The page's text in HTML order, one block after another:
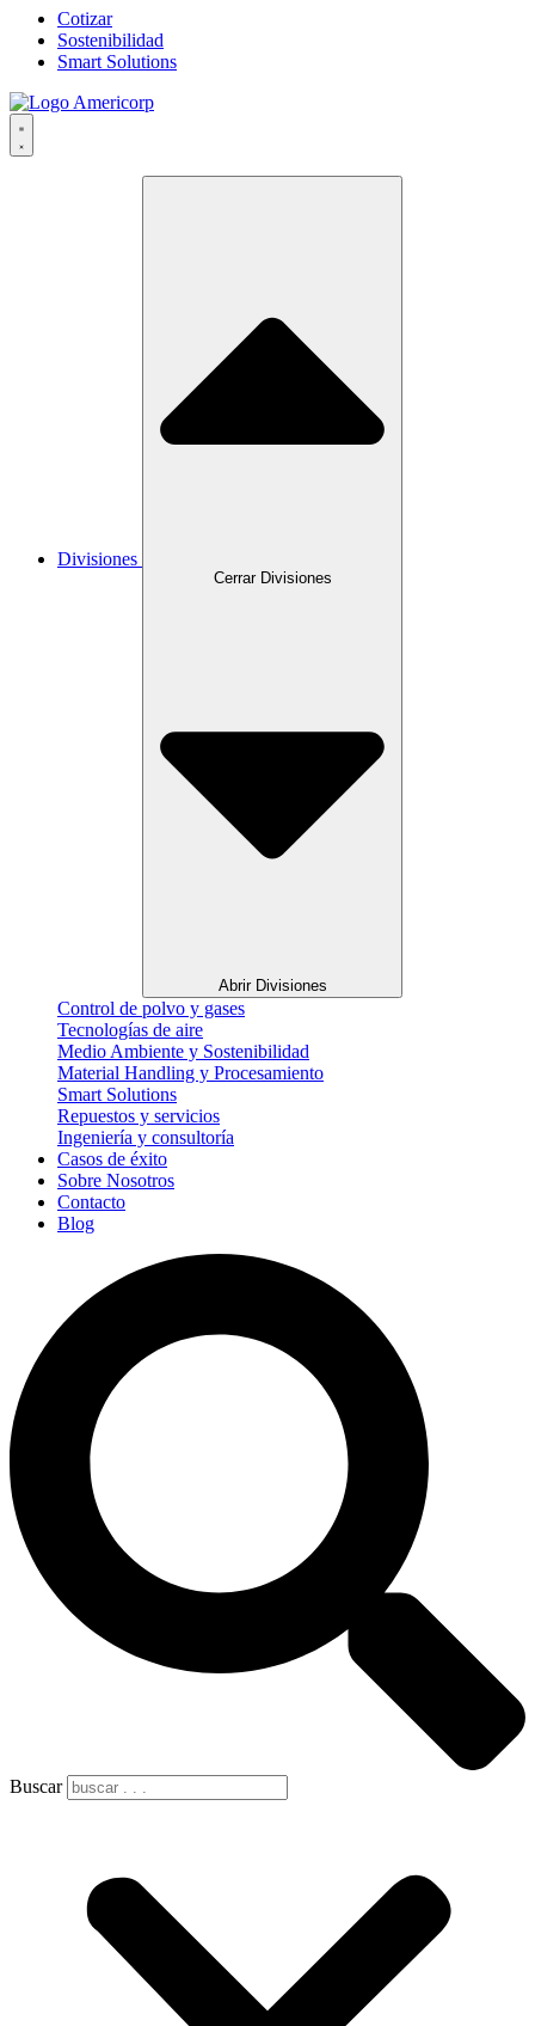
Cotizar
Sostenibilidad
Smart Solutions
Divisiones
Cerrar Divisiones
Abrir Divisiones
Control de polvo y gases
Tecnologías de aire
Medio Ambiente y Sostenibilidad
Material Handling y Procesamiento
Smart Solutions
Repuestos y servicios
Ingeniería y consultoría
Casos de éxito
Sobre Nosotros
Contacto
Blog
Buscar